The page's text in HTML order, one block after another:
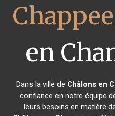
Chappee
en
Dans la ville de Châlons en
confiance en notre équipe
leurs besoins en matière